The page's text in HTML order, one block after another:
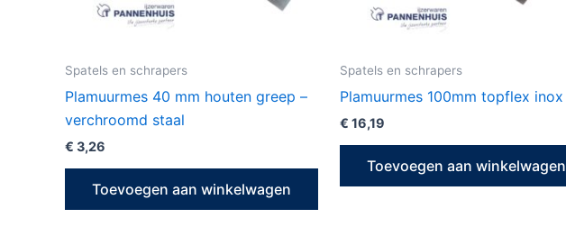
Spatels en schrapers
Plamuurmes 40 mm houten greep –
verchroomd staal
€ 3,26
Toevoegen aan winkelwagen
Spatels en schrapers
Plamuurmes 100mm topflex inox
€ 16,19
Toevoegen aan winkelwagen